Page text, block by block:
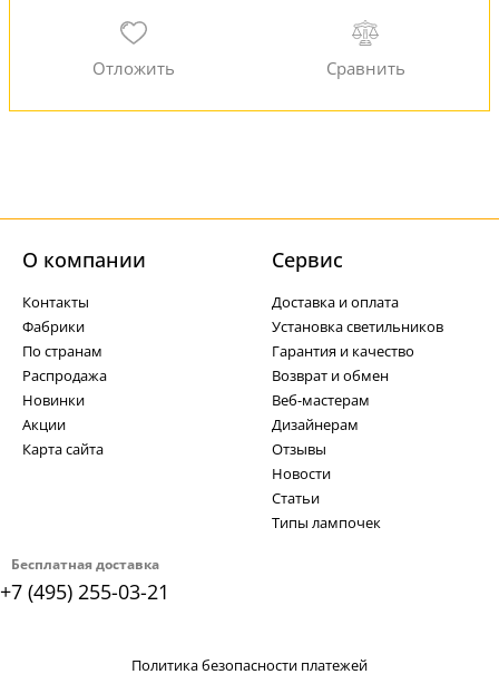
Бесплатная доставка
+7 (495) 255-03-21
О компании
Контакты
Фабрики
По странам
Распродажа
Новинки
Акции
Карта сайта
Cервис
Доставка и оплата
Установка светильников
Гарантия и качество
Возврат и обмен
Веб-мастерам
Дизайнерам
Отзывы
Новости
Статьи
Типы лампочек
Политика безопасности платежей